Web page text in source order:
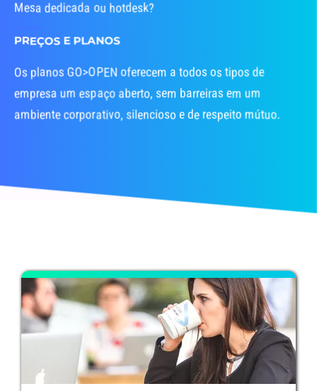
Mesa dedicada ou hotdesk?
PREÇOS E PLANOS
Os planos GO>OPEN oferecem a todos os tipos de
empresa um espaço aberto, sem barreiras em um
ambiente corporativo, silencioso e de respeito mútuo.